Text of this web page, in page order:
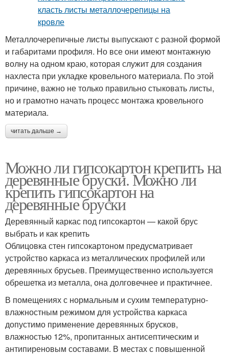
Металлочерепичные листы выпускают с разной формой
и габаритами профиля. Но все они имеют монтажную
волну на одном краю, которая служит для создания
нахлеста при укладке кровельного материала. По этой
причине, важно не только правильно стыковать листы,
но и грамотно начать процесс монтажа кровельного
материала.
читать дальше →
Можно ли гипсокартон крепить на
деревянные бруски. Можно ли
крепить гипсокартон на
деревянные бруски
Деревянный каркас под гипсокартон — какой брус
выбрать и как крепить
Облицовка стен гипсокартоном предусматривает
устройство каркаса из металлических профилей или
деревянных брусьев. Преимущественно используется
обрешетка из металла, она долговечнее и практичнее.
В помещениях с нормальным и сухим температурно-
влажностным режимом для устройства каркаса
допустимо применение деревянных брусков,
влажностью 12%, пропитанных антисептическим и
антипиреновым составами. В местах с повышенной